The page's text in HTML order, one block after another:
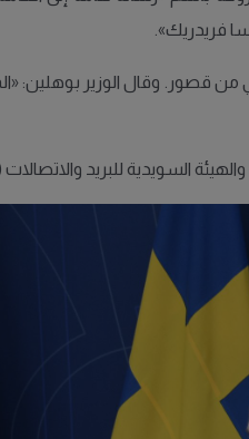
فريدريك».
من قصور. وقال الوزير